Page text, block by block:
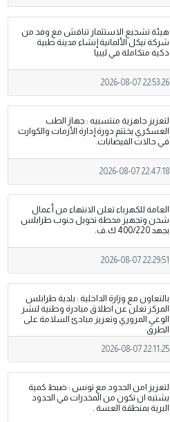
هيئة تشجيع الاستثمار تناقش مع وفد من
شركة نيكل الألمانية إنشاء مدينة طبية
ذكية متكاملة في ليبيا
2026-08-07 22:53:26
لتعزيز جاهزية منتسبيه : جهاز الطب
العسكري يختتم دورة إدارة الأزمات والكوارث
في حالات الفيضانات.
2026-08-07 22:47:18
العامة للكهرباء تعلن الانتهاء من أعمال
شحن وتجهيز محطة تحويل جنوب طرابلس
بجهد 400/220 ك.ف.
2026-08-07 22:29:51
بالتعاون مع وزارة الداخلية : بلدية طرابلس
المركز تعلن عن اطلاق مبادرة وطنية لنشر
الوعي المروري وتعزيز مبادئ السلامة على
الطرق
2026-08-07 22:11:25
لتعزيز امن الحدود مع تونس : ضبط كمية
يشتبه ان تكون من المخدرات في الحدود
البرية بمنطقة العسة .